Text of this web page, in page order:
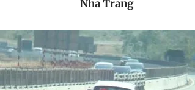
Nha Trang